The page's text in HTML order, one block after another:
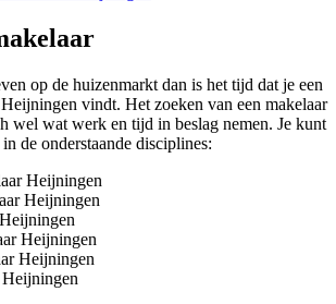
op de huizenmarkt dan is het tijd dat je een
vindt. Het zoeken van een makelaar
wel wat werk en tijd in beslag nemen. Je kunt
de onderstaande disciplines:
Heijningen
Heijningen
Heijningen
Heijningen